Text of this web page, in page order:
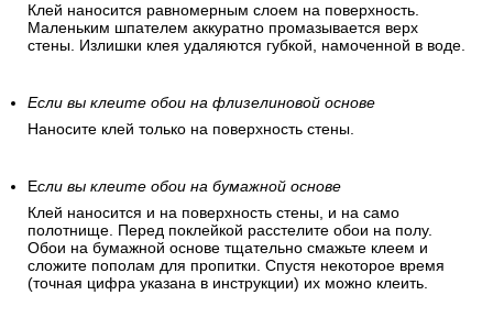
Клей наносится равномерным слоем на поверхность.
Маленьким шпателем аккуратно промазывается верх
стены. Излишки клея удаляются губкой, намоченной в воде.
Если вы клеите обои на флизелиновой основе
Наносите клей только на поверхность стены.
Если вы клеите обои на бумажной основе
Клей наносится и на поверхность стены, и на само
полотнище. Перед поклейкой расстелите обои на полу.
Обои на бумажной основе тщательно смажьте клеем и
сложите пополам для пропитки. Спустя некоторое время
(точная цифра указана в инструкции) их можно клеить.